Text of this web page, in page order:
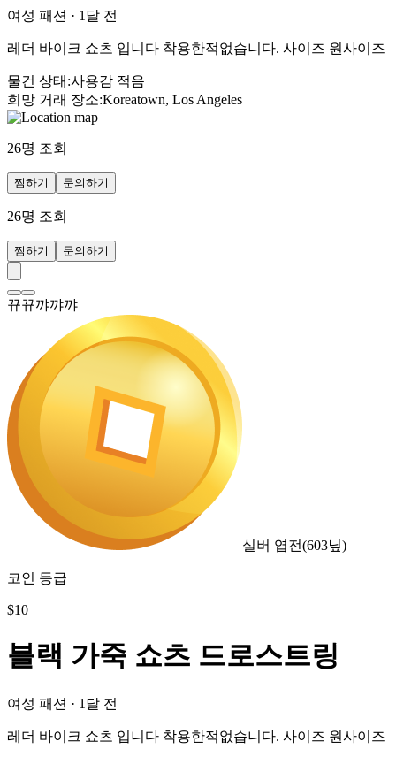
여성 패션 · 1달 전
레더 바이크 쇼츠 입니다 착용한적없습니다. 사이즈 원사이즈
물건 상태 :사용감 적음
희망 거래 장소:Koreatown, Los Angeles
26명 조회
찜하기 문의하기
26명 조회
찜하기 문의하기
뀨뀨꺄꺄꺄
실버 엽전(603닢)
코인 등급
$10
블랙 가죽 쇼츠 드로스트링
여성 패션 · 1달 전
레더 바이크 쇼츠 입니다 착용한적없습니다. 사이즈 원사이즈